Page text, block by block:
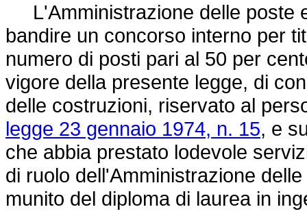
L'Amministrazione delle poste
bandire un concorso interno per
numero di posti pari al 50 per
vigore della presente legge, di
delle costruzioni, riservato al
legge 23 gennaio 1974, n. 15, e
che abbia prestato lodevole
di ruolo dell'Amministrazione
munito del diploma di laurea in